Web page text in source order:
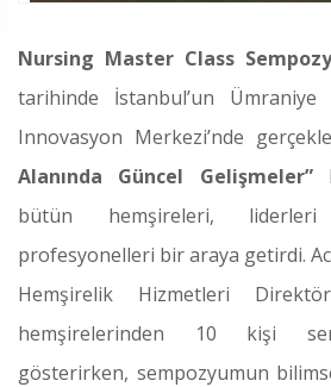
Nursing Master Class
tarihinde İstanbul’un Ümraniye
Innovasyon Merkezi’nde
Alanında Güncel Gelişmeler”
bütün hemşireleri,
profesyonelleri bir araya getirdi.
Hemşirelik Hizmetleri
hemşirelerinden 10 kişi
gösterirken, sempozyumun